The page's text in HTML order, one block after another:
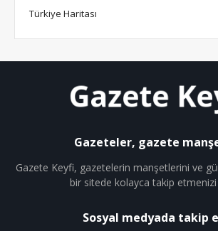
Türkiye Haritası
Gazeteler, gazete
Gazete Keyfi, gazetelerin manşetlerini ve
bir sitede kolayca takip etmenizi
Sosyal medyada takip